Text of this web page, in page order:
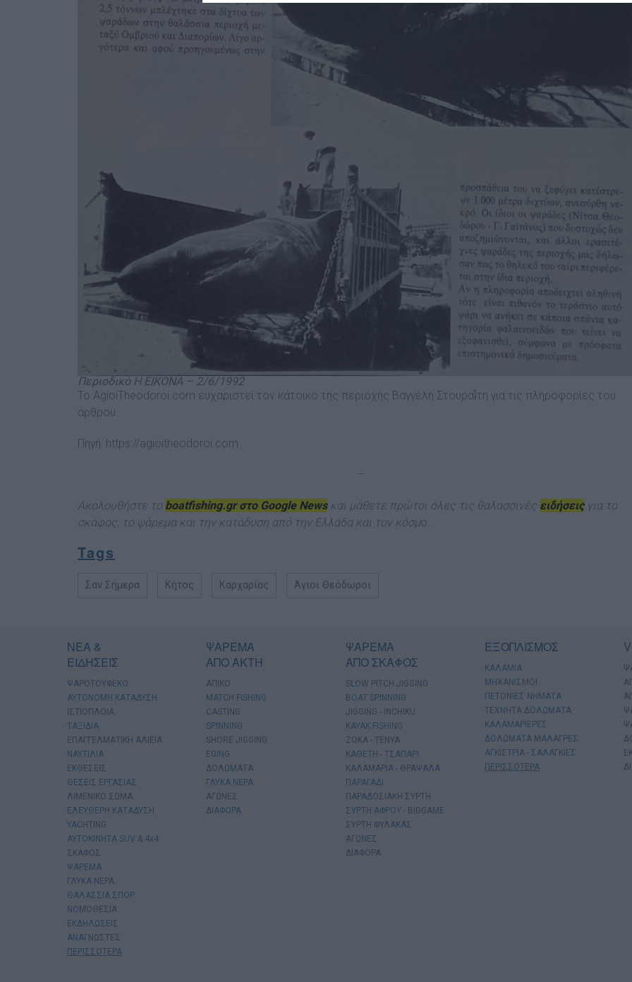
Περιοδικό Η ΕΙΚΟΝΑ – 2/6/1992
Το AgioiTheodoroi.com ευχαριστεί τον κάτοικο της περιοχής Βαγγέλη Στουραῒτη για τις πληροφορίες του
άρθρου.
Πηγή: https://agioitheodoroi.com
–
Ακολουθήστε το boatfishing.gr στο Google Newsκαι μάθετε πρώτοι όλες τις θαλασσινές ειδήσειςγια το
σκάφος, το ψάρεμα και την κατάδυση από την Ελλάδα και τον κόσμο.
Tags
Σαν Σήμερα Κήτος Καρχαρίας Άγιοι Θεόδωροι
ΝΕΑ &
ΕΙΔΗΣΕΙΣ
ΨΑΡΟΤΟΥΦΕΚΟ
ΑΥΤΟΝΟΜΗ ΚΑΤΑΔΥΣΗ
ΙΣΤΙΟΠΛΟΙΑ
ΤΑΞΙΔΙΑ
ΕΠΑΓΓΕΛΜΑΤΙΚΗ ΑΛΙΕΙΑ
ΝΑΥΤΙΛΙΑ
ΕΚΘΕΣΕΙΣ
ΘΕΣΕΙΣ ΕΡΓΑΣΙΑΣ
ΛΙΜΕΝΙΚΟ ΣΩΜΑ
ΕΛΕΥΘΕΡΗ ΚΑΤΑΔΥΣΗ
YACHTING
AYTOKINHTA SUV & 4x4
ΣΚΑΦΟΣ
ΨΑΡΕΜΑ
ΓΛΥΚΑ ΝΕΡΑ
ΘΑΛΑΣΣΙΑ ΣΠΟΡ
ΝΟΜΟΘΕΣΙΑ
ΕΚΔΗΛΩΣΕΙΣ
ΑΝΑΓΝΩΣΤΕΣ
ΠΕΡΙΣΣΟΤΕΡΑ
ΨΑΡΕΜΑ
ΑΠΟ ΑΚΤΗ
ΑΠΙΚΟ
MATCH FISHING
CASTING
SPINNING
SHORE JIGGING
EGING
ΔΟΛΩΜΑΤΑ
ΓΛΥΚΑ ΝΕΡΑ
ΑΓΩΝΕΣ
ΔΙΑΦΟΡΑ
ΨΑΡΕΜΑ
ΑΠΟ ΣΚΑΦΟΣ
SLOW PITCH JIGGING
BOAT SPINNING
JIGGING - INCHIKU
KAYAK FISHING
ΖΟΚΑ - ΤΕΝΥΑ
ΚΑΘΕΤΗ - ΤΣΑΠΑΡΙ
ΚΑΛΑΜΑΡΙΑ - ΘΡΑΨΑΛΑ
ΠΑΡΑΓΑΔΙ
ΠΑΡΑΔΟΣΙΑΚΗ ΣΥΡΤΗ
ΣΥΡΤΗ ΑΦΡΟΥ - BIGGAME
ΣΥΡΤΗ ΦΥΛΑΚΑΣ
ΑΓΩΝΕΣ
ΔΙΑΦΟΡΑ
ΕΞΟΠΛΙΣΜΟΣ
ΚΑΛΑΜΙΑ
ΜΗΧΑΝΙΣΜΟΙ
ΠΕΤΟΝΙΕΣ ΝΗΜΑΤΑ
ΤΕΧΝΗΤΑ ΔΟΛΩΜΑΤΑ
ΚΑΛΑΜΑΡΙΕΡΕΣ
ΔΟΛΩΜΑΤΑ ΜΑΛΑΓΡΕΣ
ΑΓΚΙΣΤΡΙΑ - ΣΑΛΑΓΚΙΕΣ
ΠΕΡΙΣΣΟΤΕΡΑ